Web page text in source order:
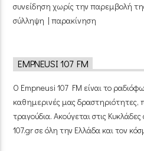
συνείδηση χωρίς την παρεμβολή
σύλληψη | παρακίνηση
EMPNEUSI 107 FM
Ο Empneusi 107 FM είναι το
καθημερινές μας δραστηριότητες,
τραγούδια. Ακούγεται στις
107.gr σε όλη την Ελλάδα και τον